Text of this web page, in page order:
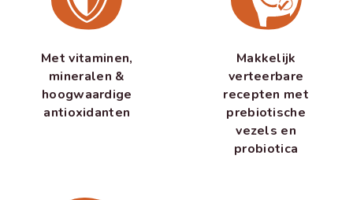
Met vitaminen,
mineralen &
hoogwaardige
antioxidanten
Makkelijk
verteerbare
recepten met
prebiotische
vezels en
probiotica